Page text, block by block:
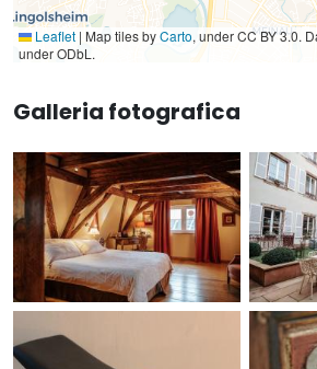
Leaflet | Map tiles byCarto, under CC BY 3.0.
under ODbL.
Galleria fotografica